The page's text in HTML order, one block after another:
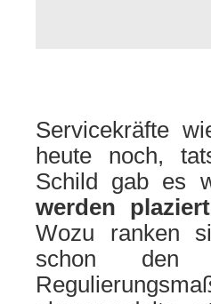
Servicekräfte
heute noch,
Schild gab es
werden
Wozu ranken
schon den